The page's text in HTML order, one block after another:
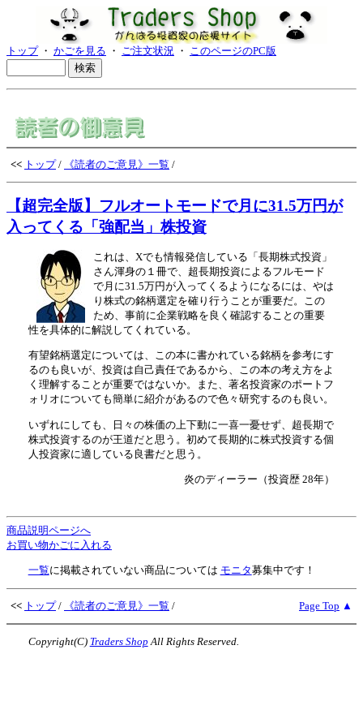
トップ・ かごを見る ・ ご注文状況 ・ このページのPC版
<< トップ/ 《読者のご意見》一覧 /
【超完全版】フルオートモードで月に31.5万円が
入ってくる「強配当」株投資
これは、Xでも情報発信している「長期株式投資」
さん渾身の１冊で、超長期投資によるフルモード
で月に31.5万円が入ってくるようになるには、やは
り株式の銘柄選定を確り行うことが重要だ。この
ため、事前に企業戦略を良く確認することの重要
性を具体的に解説してくれている。
有望銘柄選定については、この本に書かれている銘柄を参考にす
るのも良いが、投資は自己責任であるから、この本の考え方をよ
く理解することが重要ではないか。また、著名投資家のポートフ
ォリオについても簡単に紹介があるので色々研究するのも良い。
いずれにしても、日々の株価の上下動に一喜一憂せず、超長期で
株式投資するのが王道だと思う。初めて長期的に株式投資する個
人投資家に適している良書だと思う。
炎のディーラー（投資歴 28年）
商品説明ページへ
お買い物かごに入れる
一覧に掲載されていない商品については モニタ募集中です！
<< トップ/ 《読者のご意見》一覧 / Page Top ▲
Copyright(C) Traders Shop All Rights Reserved.